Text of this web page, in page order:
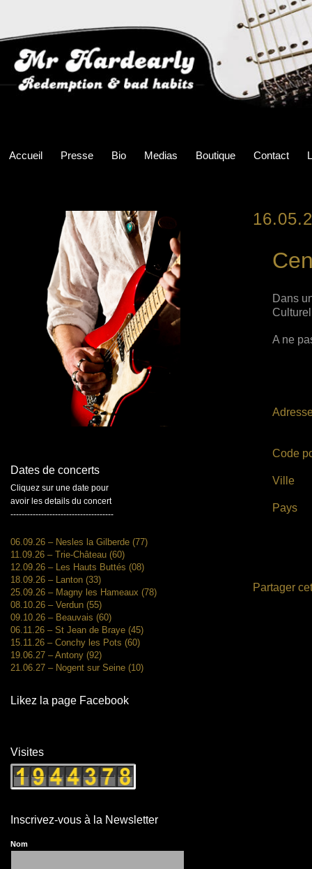
Accueil Presse Bio Medias Boutique Contact
Dans
A ne
Code
Ville
Pays
Partager
Dates de concerts
Cliquez sur une date pour
avoir les details du concert
-------------------------------------
06.09.26 – Nesles la Gilberde (77)
11.09.26 – Trie-Château (60)
12.09.26 – Les Hauts Buttés (08)
18.09.26 – Lanton (33)
25.09.26 – Magny les Hameaux (78)
08.10.26 – Verdun (55)
09.10.26 – Beauvais (60)
06.11.26 – St Jean de Braye (45)
15.11.26 – Conchy les Pots (60)
19.06.27 – Antony (92)
21.06.27 – Nogent sur Seine (10)
Likez la page Facebook
Visites
Inscrivez-vous à la Newsletter
Nom